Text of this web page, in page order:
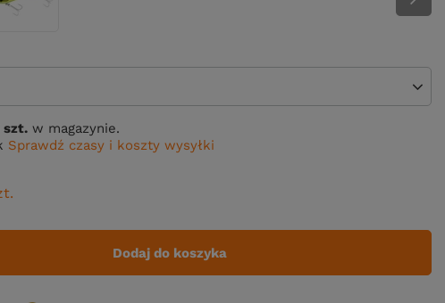
szt. w magazynie.
Sprawdź czasy i koszty wysyłki
Dodaj do koszyka